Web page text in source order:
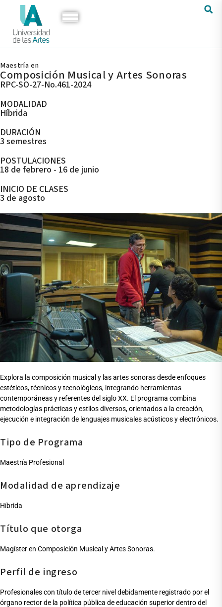
Maestría en
Composición Musical y Artes Sonoras
RPC-SO-27-No.461-2024
MODALIDAD
Híbrida
DURACIÓN
3 semestres
POSTULACIONES
18 de febrero - 16 de junio
INICIO DE CLASES
3 de agosto
Explora la composición musical y las artes sonoras desde enfoques
estéticos, técnicos y tecnológicos, integrando herramientas
contemporáneas y referentes del siglo XX. El programa combina
metodologías prácticas y estilos diversos, orientados a la creación,
ejecución e integración de lenguajes musicales acústicos y electrónicos.
Tipo de Programa
Maestría Profesional
Modalidad de aprendizaje
Híbrida
Título que otorga
Magíster en Composición Musical y Artes Sonoras.
Perfil de ingreso
Profesionales con título de tercer nivel debidamente registrado por el
órgano rector de la política pública de educación superior dentro del